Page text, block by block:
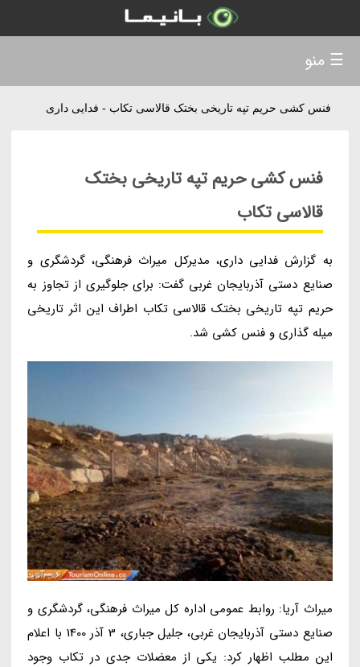
فنس کشی حریم تپه تاریخی بختک قالاسی تکاب - فدایی داری
فنس کشی حریم تپه تاریخی بختک
قالاسی تکاب
به گزارش فدایی داری، مدیرکل میراث فرهنگی، گردشگری و
صنایع دستی آذربایجان غربی گفت: برای جلوگیری از تجاوز به
حریم تپه تاریخی بختک قالاسی تکاب اطراف این اثر تاریخی
میله گذاری و فنس کشی شد.
میراث آریا: روابط عمومی اداره کل میراث فرهنگی، گردشگری و
صنایع دستی آذربایجان غربی، جلیل جباری، 3 آذر 1400 با اعلام
این مطلب اظهار کرد: یکی از معضلات جدی در تکاب وجود
☰ منو